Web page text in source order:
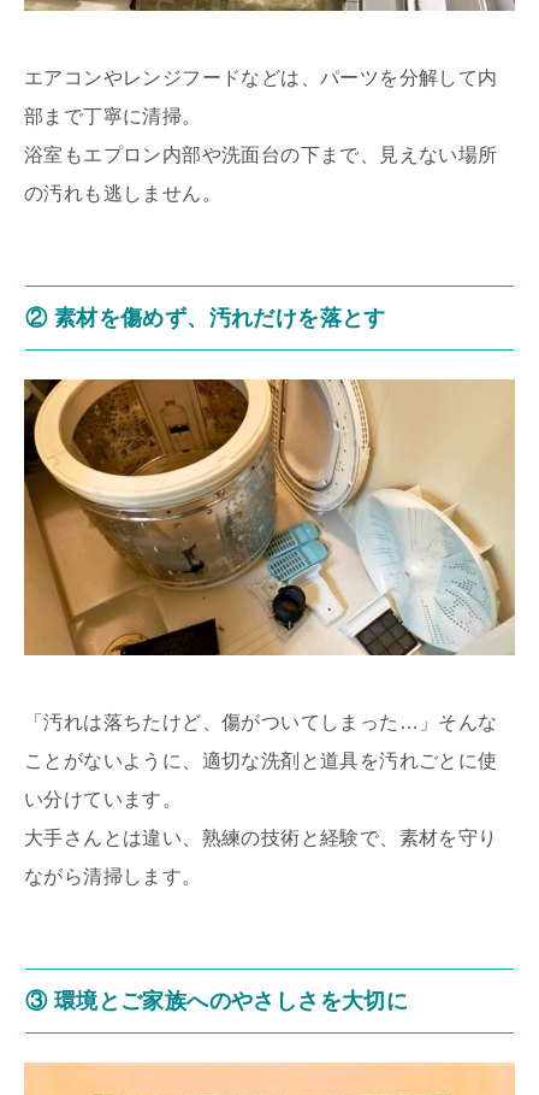
エアコンやレンジフードなどは、パーツを分解して内
部まで丁寧に清掃。
浴室もエプロン内部や洗面台の下まで、見えない場所
の汚れも逃しません。
② 素材を傷めず、汚れだけを落とす
「汚れは落ちたけど、傷がついてしまった…」そんな
ことがないように、適切な洗剤と道具を汚れごとに使
い分けています。
大手さんとは違い、熟練の技術と経験で、素材を守り
ながら清掃します。
③ 環境とご家族へのやさしさを大切に